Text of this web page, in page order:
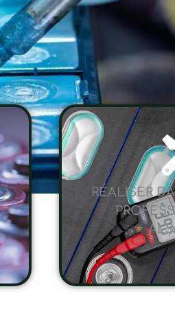
RÉALISER